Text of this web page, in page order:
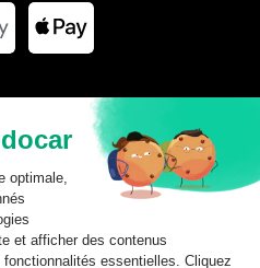
la base de donnée
Il est interdit d’exploiter les
complète, de laisser un tiers les
à un tiers, sans accord
constitue une violation des